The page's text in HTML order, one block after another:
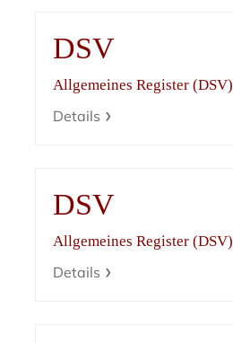
DSV
Allgemeines Register (DSV)
Details
DSV
Allgemeines Register (DSV)
Details